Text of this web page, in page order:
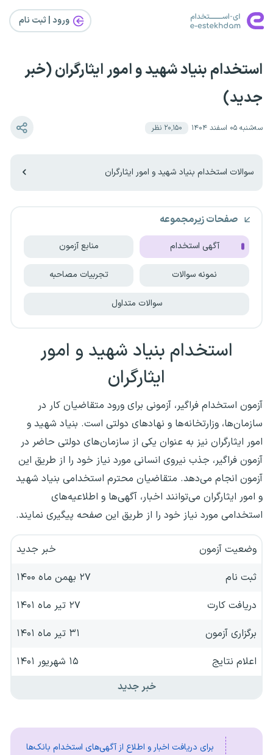
ورود | ثبت‌ نام
استخدام بنیاد شهید و امور ایثارگران (خبر
جدید)
سه‌شنبه ۰۵ اسفند ۱۴۰۴ ۲۰٬۱۵۰ نظر
سوالات استخدام بنیاد شهید و امور ایثارگران
صفحات زیرمجموعه
آگهی استخدام منابع آزمون
نمونه سوالات تجربیات مصاحبه
سوالات متداول
استخدام بنیاد شهید و امور
ایثارگران
آزمون استخدام فراگیر، آزمونی برای ورود متقاضیان کار در
سازمان‌ها، وزارتخانه‌ها و نهادهای دولتی است. بنیاد شهید و
امور ایثارگران نیز به عنوان یکی از سازمان‌های دولتی حاضر در
آزمون فراگیر، جذب نیروی انسانی مورد نیاز خود را از طریق این
آزمون انجام می‌دهد. متقاضیان محترم استخدامی بنیاد شهید
و امور ایثارگران می‌توانند اخبار، آگهی‌ها و اطلاعیه‌های
استخدامی مورد نیاز خود را از طریق این صفحه پیگیری نمایند.
وضعیت آزمون
خبر جدید
ثبت نام
۲۷ بهمن ماه ۱۴۰۰
دریافت کارت
۲۷ تیر ماه ۱۴۰۱
برگزاری آزمون
۳۱ تیر ماه ۱۴۰۱
اعلام نتایج
خبر جدید
برای دریافت اخبار و اطلاع از آگهی‌های استخدام بانک‌ها